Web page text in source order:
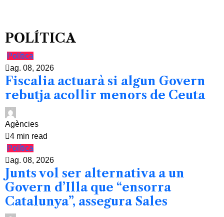
POLÍTICA
Política
ag. 08, 2026
Fiscalia actuarà si algun Govern
rebutja acollir menors de Ceuta
Agències
4 min read
Política
ag. 08, 2026
Junts vol ser alternativa a un
Govern d’Illa que “ensorra
Catalunya”, assegura Sales